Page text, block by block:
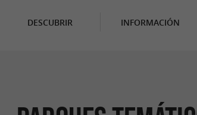
DESCUBRIR INFORMACIÓN